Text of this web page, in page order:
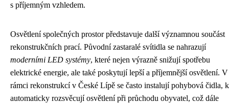
s příjemným vzhledem.
Osvětlení společných prostor představuje další významnou součást
rekonstrukčních prací. Původní zastaralé svítidla se nahrazují
moderními LED systémy, které nejen výrazně snižují spotřebu
elektrické energie, ale také poskytují lepší a příjemnější osvětlení. V
rámci rekonstrukcí v České Lípě se často instalují pohybová čidla,
automaticky rozsvěcují osvětlení při průchodu obyvatel, což dále